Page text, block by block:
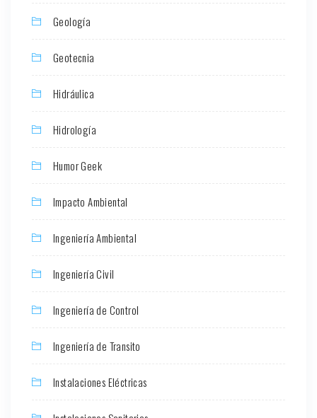
Geología
Geotecnia
Hidráulica
Hidrología
Humor Geek
Impacto Ambiental
Ingeniería Ambiental
Ingeniería Civil
Ingeniería de Control
Ingeniería de Transito
Instalaciones Eléctricas